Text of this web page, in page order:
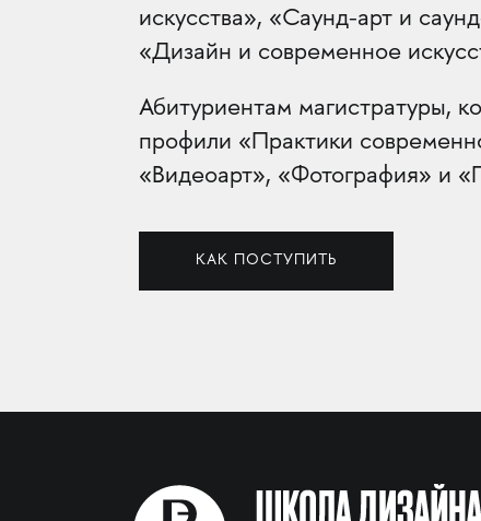
искусства», «Саунд-арт и
«Дизайн и современное
Абитуриентам магистратуры,
профили «Практики
«Видеоарт», «Фотография» и
КАК ПОСТУПИТЬ